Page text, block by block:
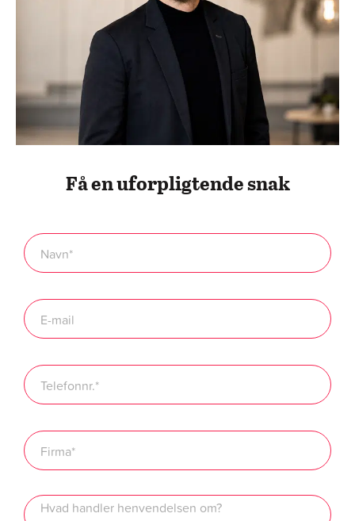
Få en uforpligtende snak